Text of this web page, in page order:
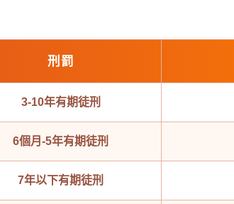
刑罰
3-10年有期徒刑
6個月-5年有期徒刑
7年以下有期徒刑